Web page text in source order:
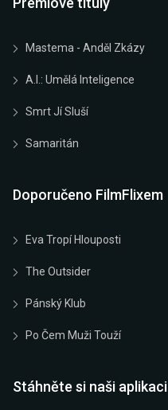
Mastema - Anděl Zkázy
A.I.: Umělá Inteligence
Smrt Jí Sluší
Samaritán
Doporučeno FilmFlixem
Eva Tropí Hlouposti
The Outsider
Pánský Klub
Po Čem Muži Touží
Stáhněte si naši aplikaci